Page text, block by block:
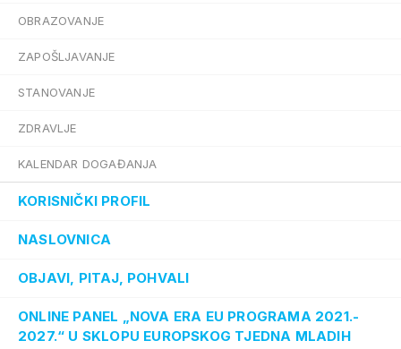
OBRAZOVANJE
ZAPOŠLJAVANJE
STANOVANJE
ZDRAVLJE
KALENDAR DOGAĐANJA
KORISNIČKI PROFIL
NASLOVNICA
OBJAVI, PITAJ, POHVALI
ONLINE PANEL „NOVA ERA EU PROGRAMA 2021.-
2027.“ U SKLOPU EUROPSKOG TJEDNA MLADIH